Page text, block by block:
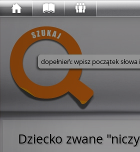
Wyszukaj w serwisie
Dziecko zwane